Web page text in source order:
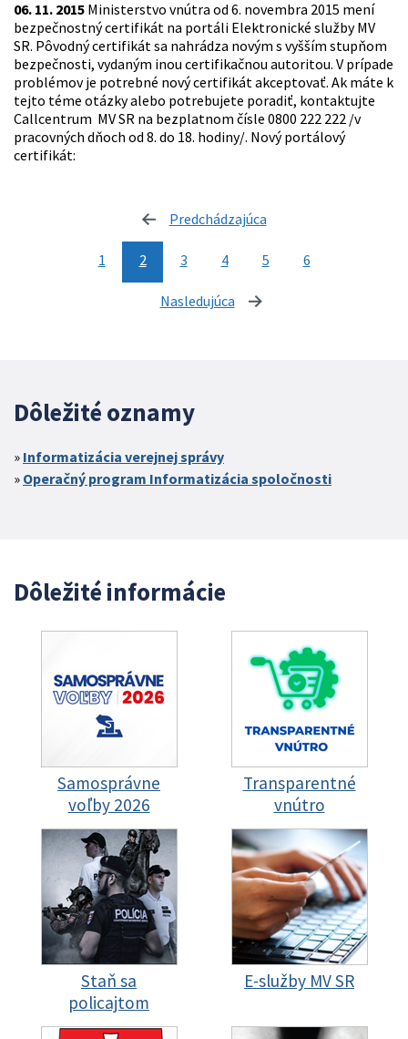
06. 11. 2015 Ministerstvo vnútra od 6. novembra 2015 mení
bezpečnostný certifikát na portáli Elektronické služby MV
SR. Pôvodný certifikát sa nahrádza novým s vyšším stupňom
bezpečnosti, vydaným inou certifikačnou autoritou. V prípade
problémov je potrebné nový certifikát akceptovať. Ak máte k
tejto téme otázky alebo potrebujete poradiť, kontaktujte
Callcentrum MV SR na bezplatnom čísle 0800 222 222 /v
pracovných dňoch od 8. do 18. hodiny/. Nový portálový
certifikát:
Predchádzajúca
1 2 3 4 5 6
Nasledujúca stránka
Dôležité oznamy
Informatizácia verejnej správy
Operačný program Informatizácia spoločnosti
Dôležité informácie
Samosprávne
voľby 2026
Transparentné
vnútro
Staň sa
policajtom
E-služby MV SR